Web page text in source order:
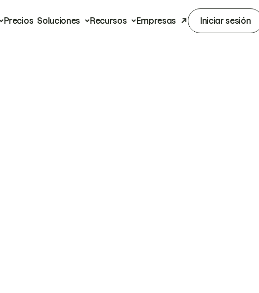
Precios Soluciones Recursos Empresas Iniciar sesión